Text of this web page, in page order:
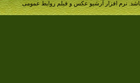
نرم افزار آرشیو عکس و فیلم روابط عمومی